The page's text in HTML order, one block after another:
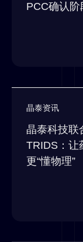
PCC确认阶
晶泰资讯
晶泰科技联
TRIDS：让
更“懂物理”